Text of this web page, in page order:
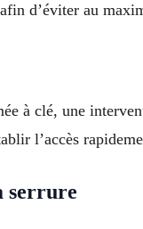
d’éviter au
à clé, une
l’accès
serrure